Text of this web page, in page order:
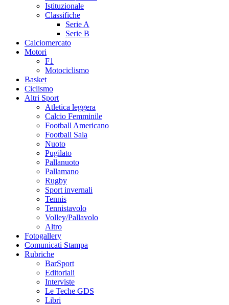
Istituzionale
Classifiche
Serie A
Serie B
Calciomercato
Motori
F1
Motociclismo
Basket
Ciclismo
Altri Sport
Atletica leggera
Calcio Femminile
Football Americano
Football Sala
Nuoto
Pugilato
Pallanuoto
Pallamano
Rugby
Sport invernali
Tennis
Tennistavolo
Volley/Pallavolo
Altro
Fotogallery
Comunicati Stampa
Rubriche
BarSport
Editoriali
Interviste
Le Teche GDS
Libri